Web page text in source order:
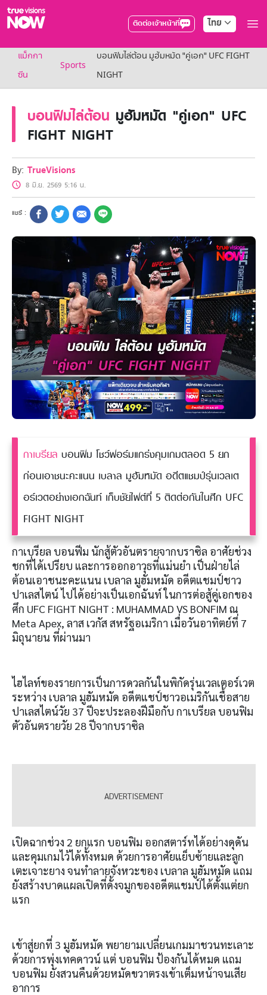
ติดต่อเจ้าหน้าที่ ไทย
True AF2026
แพ็กเกจ
NOW SPORTS
NOW Muay Thai
แพ็กเกจทรูวิชันส์นาวทั้งหมด
เคเบิลและจานดาวเทียม
สิทธิพิเศษ
สิทธิพิเศษลูกค้าทรูวิชั่นส์
Showtime
HoReCa
แพ็กเกจสำหรับผู้ประกอบการ
หาร้านร่วมรายการ
FAQs
แม็กกา
ซีน
Sports
บอนฟิมไล่ต้อน มูฮัมหมัด "คู่เอก" UFC FIGHT
NIGHT
บอนฟิมไล่ต้อน มูฮัมหมัด "คู่เอก" UFC
FIGHT NIGHT
By: TrueVisions
8 มิ.ย. 2569 5:16 น.
กาเบรียล บอนฟิม โชว์ฟอร์มแกร่งคุมเกมตลอด 5 ยก
ก่อนเอาชนะคะแนน เบลาล มูฮัมหมัด อดีตแชมป์รุ่นเวลเต
อร์เวตอย่างเอกฉันท์ เก็บชัยไฟต์ที่ 5 ติดต่อกันในศึก UFC
FIGHT NIGHT
กาเบรียล บอนฟีม นักสู้ตัวอันตรายจากบราซิล อาศัยช่วง
ชกที่ได้เปรียบ และการออกอาวุธที่แม่นยำ เป็นฝ่ายไล่
ต้อนเอาชนะคะแนน เบลาล มูฮัมหมัด อดีตแชมป์ชาว
ปาเลสไตน์ ไปได้อย่างเป็นเอกฉันท์ ในการต่อสู้คู่เอกของ
ศึก UFC FIGHT NIGHT : MUHAMMAD VS BONFIM ณ
Meta Apex, ลาส เวกัส สหรัฐอเมริกา เมื่อวันอาทิตย์ที่ 7
มิถุนายน ที่ผ่านมา
ไฮไลท์ของรายการเป็นการดวลกันในพิกัดรุ่นเวลเตอร์เวต
ระหว่าง เบลาล มูฮัมหมัด อดีตแชป์ชาวอเมริกันเชื้อสาย
ปาเลสไตน์วัย 37 ปีจะประลองฝีมือกับ กาเบรียล บอนฟิม
ตัวอันตรายวัย 28 ปีจากบราซิล
เปิดฉากช่วง 2 ยกแรก บอนฟิม ออกสตาร์ทได้อย่างดุดัน
และคุมเกมไว้ได้ทั้งหมด ด้วยการอาศัยแย็บซ้ายและลูก
เตะเจาะยาง จนทำลายจังหวะของ เบลาล มูฮัมหมัด แถม
ยังสร้างบาดแผลเปิดที่ดั้งจมูกของอดีตแชมป์ได้ตั้งแต่ยก
แรก
เข้าสู่ยกที่ 3 มูฮัมหมัด พยายามเปลี่ยนเกมมาชวนทะเลาะ
ด้วยการพุ่งเทคดาวน์ แต่ บอนฟิม ป้องกันได้หมด แถม
บอนฟิม ยังสวนคืนด้วยหมัดขวาตรงเข้าเต็มหน้าจนเสีย
อาการ